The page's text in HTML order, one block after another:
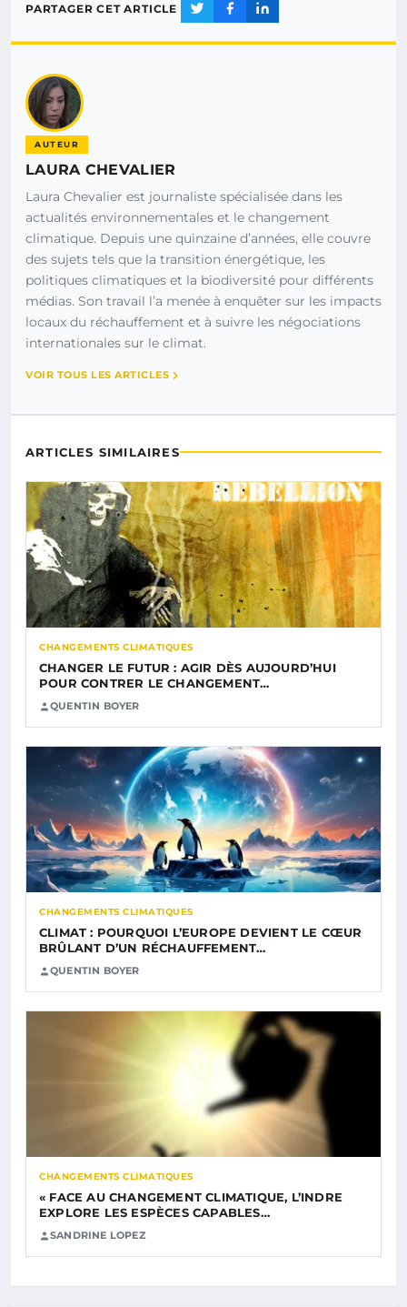
PARTAGER CET ARTICLE
AUTEUR
LAURA CHEVALIER
Laura Chevalier est journaliste spécialisée dans les
actualités environnementales et le changement
climatique. Depuis une quinzaine d’années, elle couvre
des sujets tels que la transition énergétique, les
politiques climatiques et la biodiversité pour différents
médias. Son travail l’a menée à enquêter sur les impacts
locaux du réchauffement et à suivre les négociations
internationales sur le climat.
VOIR TOUS LES ARTICLES
ARTICLES SIMILAIRES
CHANGEMENTS CLIMATIQUES
CHANGER LE FUTUR : AGIR DÈS AUJOURD’HUI
POUR CONTRER LE CHANGEMENT…
QUENTIN BOYER
CHANGEMENTS CLIMATIQUES
CLIMAT : POURQUOI L’EUROPE DEVIENT LE CŒUR
BRÛLANT D’UN RÉCHAUFFEMENT…
QUENTIN BOYER
CHANGEMENTS CLIMATIQUES
« FACE AU CHANGEMENT CLIMATIQUE, L’INDRE
EXPLORE LES ESPÈCES CAPABLES…
SANDRINE LOPEZ